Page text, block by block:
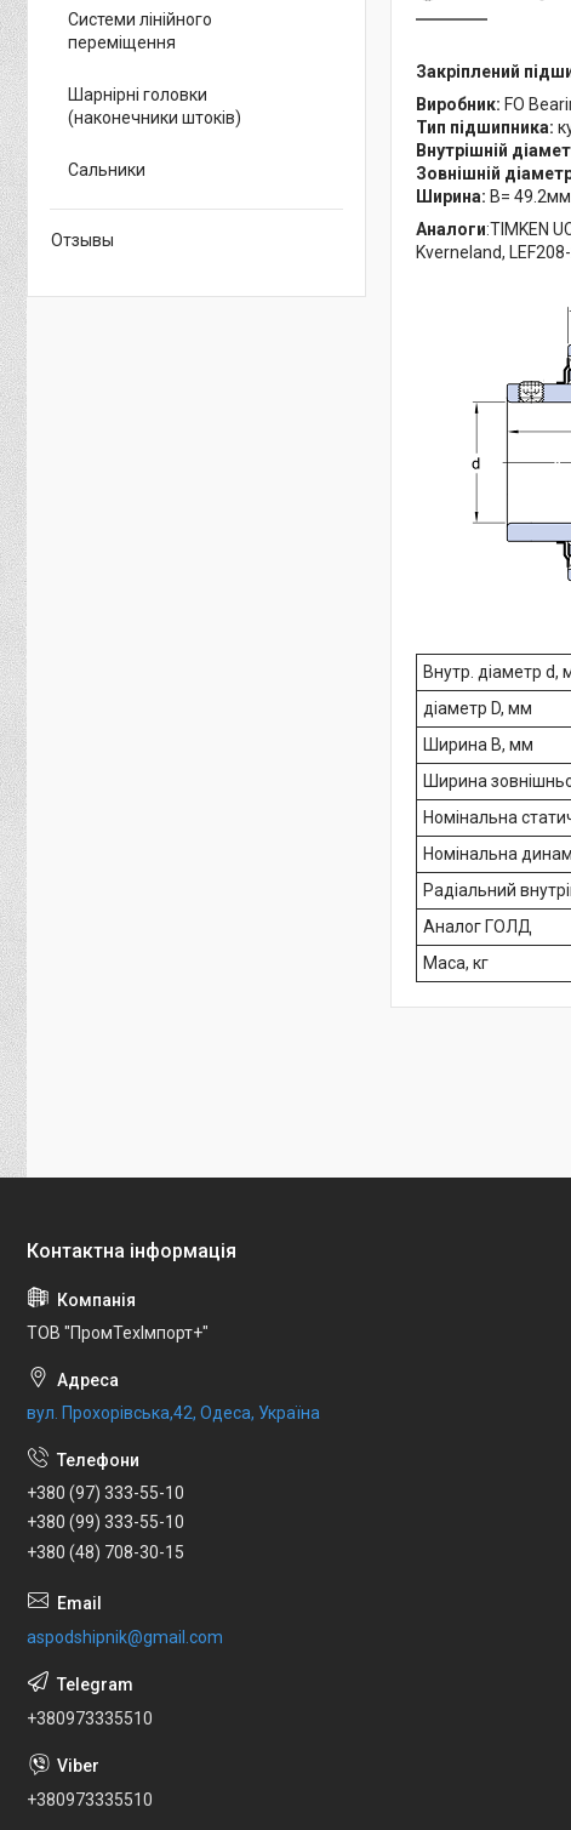
Закріплений
Виробник: FO
Тип підшипника:
Внутрішній
Зовнішній
Ширина: B= 49.2мм.
Аналоги:TIMKEN
Kverneland,
Внутр. діаметр d,
діаметр D, мм
Ширина B, мм
Ширина
Номінальна
Номінальна
Радіальний
Аналог ГОЛД
Маса, кг
Системи лінійного
переміщення
Шарнірні головки
(наконечники штоків)
Сальники
Отзывы
ТОВ "ПромТехІмпорт+"
вул. Прохорівська,42, Одеса, Україна
+380 (97) 333-55-10
+380 (99) 333-55-10
+380 (48) 708-30-15
aspodshipnik@gmail.com
+380973335510
+380973335510